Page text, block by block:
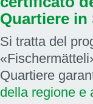
Quartiere in
Si tratta del
Quartiere
della regione e